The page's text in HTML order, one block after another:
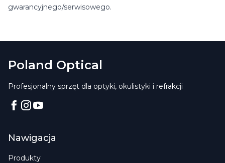
gwarancyjnego/serwisowego.
Poland Optical
Profesjonalny sprzęt dla optyki, okulistyki i refrakcji
Facebook
Instagram
YouTube
Nawigacja
Produkty